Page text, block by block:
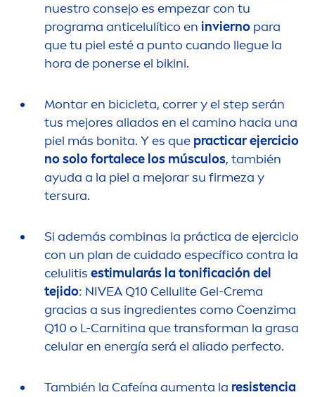
nuestro consejo es empezar con tu
programa anticelulítico en invierno para
que tu piel esté a punto cuando llegue la
hora de ponerse el bikini.
Montar en bicicleta, correr y el step serán
tus mejores aliados en el camino hacia una
piel más bonita. Y es que practicar ejercicio
no solo fortalece los músculos, también
ayuda a la piel a mejorar su firmeza y
tersura.
Si además combinas la práctica de ejercicio
con un plan de cuidado específico contra la
celulitis estimularás la tonificación del
tejido: NIVEAQ10 Cellulite Gel-Crema
gracias a sus ingredientes como Coenzima
Q10 o L-Carnitina que transforman la grasa
celular en energía será el aliado perfecto.
También la Cafeína aumenta la resistencia